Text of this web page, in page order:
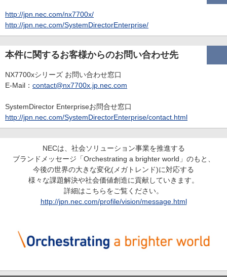
http://jpn.nec.com/nx7700x/
http://jpn.nec.com/SystemDirectorEnterprise/
本件に関するお客様からのお問い合わせ先
NX7700xシリーズ お問い合わせ窓口
E-Mail： contact@nx7700x.jp.nec.com
SystemDirector Enterpriseお問合せ窓口
http://jpn.nec.com/SystemDirectorEnterprise/contact.html
NECは、社会ソリューション事業を推進する
ブランドメッセージ「Orchestrating a brighter world」のもと、
今後の世界の大きな変化(メガトレンド)に対応する
様々な課題解決や社会価値創造に貢献していきます。
詳細はこちらをご覧ください。
http://jpn.nec.com/profile/vision/message.html